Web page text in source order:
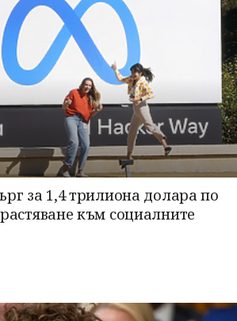
за 1,4 трилиона долара по
към социалните